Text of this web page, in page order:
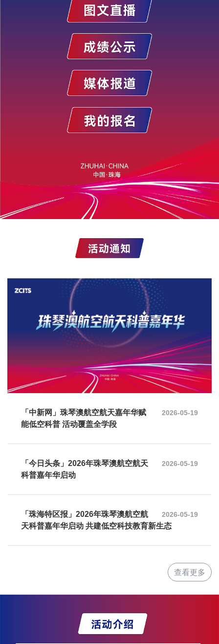
2026-05-19
「中新网」珠琴澳航空航天嘉年华赋
能低空科普 活动覆盖全学段
2026-05-19
「今日头条」2026年珠琴澳航空航天
科普嘉年华启动
2026-05-19
「珠海特区报」2026年珠琴澳航空航
天科普嘉年华启动 共建低空科技教育新生态
查看更多